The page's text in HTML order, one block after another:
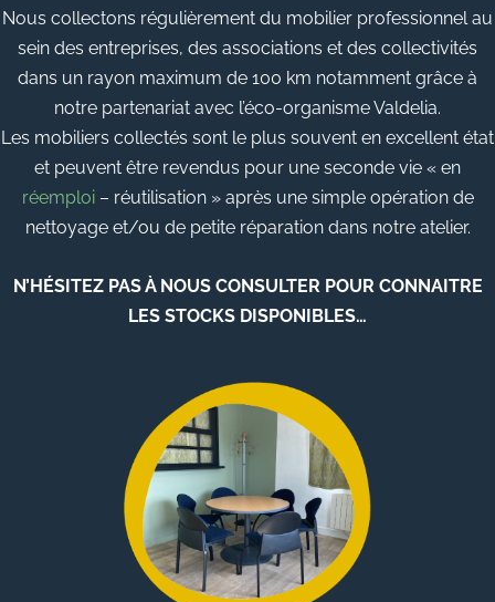
Nous collectons régulièrement du mobilier professionnel au
sein des entreprises, des associations et des collectivités
dans un rayon maximum de 100 km notamment grâce à
notre partenariat avec l’éco-organisme Valdelia.
Les mobiliers collectés sont le plus souvent en excellent état
et peuvent être revendus pour une seconde vie « en
réemploi– réutilisation » après une simple opération de
nettoyage et/ou de petite réparation dans notre atelier.
N’HÉSITEZ PAS À NOUS CONSULTER POUR CONNAITRE
LES STOCKS DISPONIBLES…